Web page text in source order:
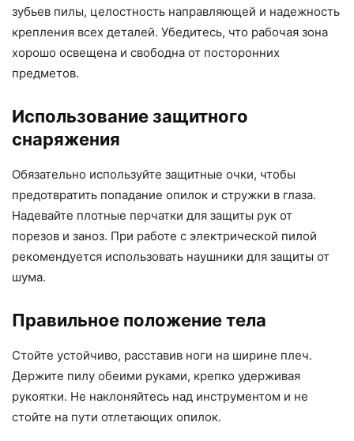
зубьев пилы, целостность направляющей и надежность
крепления всех деталей. Убедитесь, что рабочая зона
хорошо освещена и свободна от посторонних
предметов.
Использование защитного
снаряжения
Обязательно используйте защитные очки, чтобы
предотвратить попадание опилок и стружки в глаза.
Надевайте плотные перчатки для защиты рук от
порезов и заноз. При работе с электрической пилой
рекомендуется использовать наушники для защиты от
шума.
Правильное положение тела
Стойте устойчиво, расставив ноги на ширине плеч.
Держите пилу обеими руками, крепко удерживая
рукоятки. Не наклоняйтесь над инструментом и не
стойте на пути отлетающих опилок.